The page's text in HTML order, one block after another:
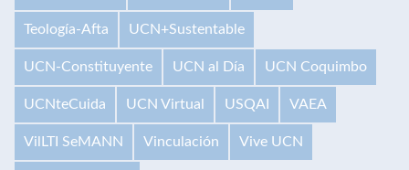
Teología-Afta UCN+Sustentable
UCN-Constituyente UCN al Día UCN Coquimbo
UCNteCuida UCN Virtual USQAI VAEA
VilLTI SeMANN Vinculación Vive UCN